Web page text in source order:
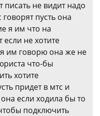
писать не видит надо
пусть она
я им что на
если не хотите
им говорю она же не
что-бы
хотите
придет в мтс и
если ходила бы то
подключить